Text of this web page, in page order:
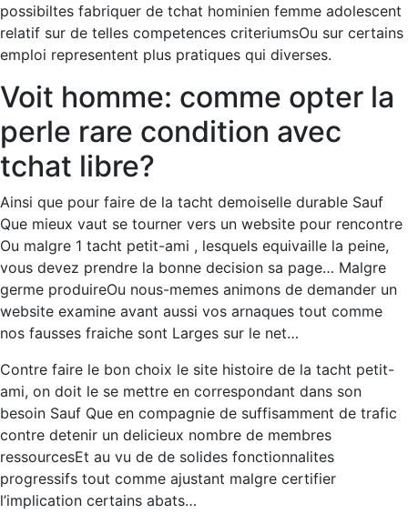
possibiltes fabriquer de tchat hominien femme adolescent
relatif sur de telles competences criteriumsOu sur certains
emploi representent plus pratiques qui diverses.
Voit homme: comme opter la
perle rare condition avec
tchat libre?
Ainsi que pour faire de la tacht demoiselle durable Sauf
Que mieux vaut se tourner vers un website pour rencontre
Ou malgre 1 tacht petit-ami , lesquels equivaille la peine,
vous devez prendre la bonne decision sa page… Malgre
germe produireOu nous-memes animons de demander un
website examine avant aussi vos arnaques tout comme
nos fausses fraiche sont Larges sur le net…
Contre faire le bon choix le site histoire de la tacht petit-
ami, on doit le se mettre en correspondant dans son
besoin Sauf Que en compagnie de suffisamment de trafic
contre detenir un delicieux nombre de membres
ressourcesEt au vu de de solides fonctionnalites
progressifs tout comme ajustant malgre certifier
l’implication certains abats…